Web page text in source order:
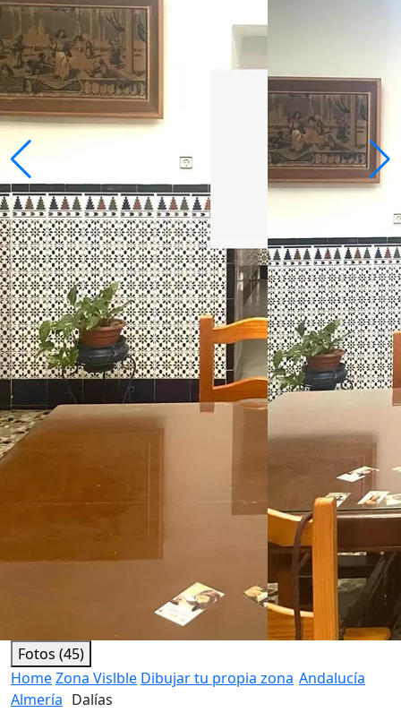
Fotos (45)
HomeZona Vislble Dibujar tu propia zona Andalucía
Almería Dalías